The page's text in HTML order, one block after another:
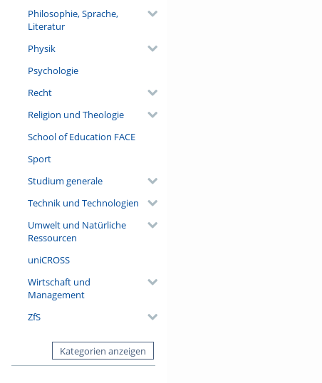
Philosophie, Sprache,
Literatur
Physik
Psychologie
Recht
Religion und Theologie
School of Education FACE
Sport
Studium generale
Technik und Technologien
Umwelt und Natürliche
Ressourcen
uniCROSS
Wirtschaft und
Management
ZfS
Kategorien anzeigen